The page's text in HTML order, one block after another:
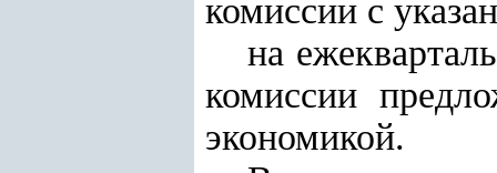
комиссии с
на
комиссии
экономикой.